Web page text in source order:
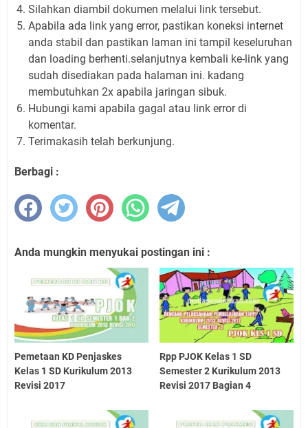
Silahkan diambil dokumen melalui link tersebut.
Apabila ada link yang error, pastikan koneksi internet
anda stabil dan pastikan laman ini tampil keseluruhan
dan loading berhenti.selanjutnya kembali ke-link yang
sudah disediakan pada halaman ini. kadang
membutuhkan 2x apabila jaringan sibuk.
Hubungi kami apabila gagal atau link error di
komentar.
Terimakasih telah berkunjung.
Berbagi :
Anda mungkin menyukai postingan ini :
Pemetaan KD Penjaskes
Kelas 1 SD Kurikulum 2013
Revisi 2017
Rpp PJOK Kelas 1 SD
Semester 2 Kurikulum 2013
Revisi 2017 Bagian 4